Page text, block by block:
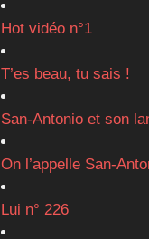
Hot vidéo n°1
T’es beau, tu sais !
San-Antonio et son
On l’appelle San-
Lui n° 226